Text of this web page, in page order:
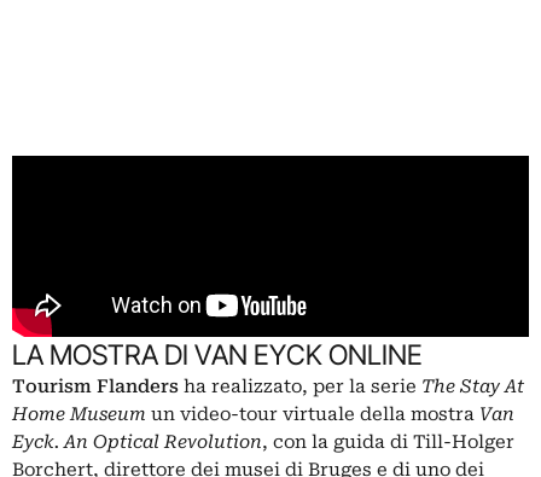
LA MOSTRA DI VAN EYCK ONLINE
Tourism Flanders ha realizzato, per la serie The Stay At
Home Museum un video-tour virtuale della mostra Van
Eyck. An Optical Revolution, con la guida di Till-Holger
Borchert, direttore dei musei di Bruges e di uno dei